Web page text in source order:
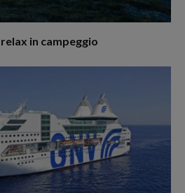
in campeggio